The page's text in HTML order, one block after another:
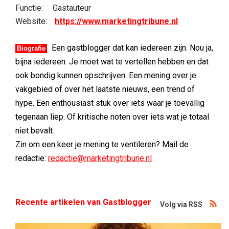
Functie:
Gastauteur
Website:
https://www.marketingtribune.nl
Biografie
Een gastblogger dat kan iedereen zijn. Nou ja,
bijna iedereen. Je moet wat te vertellen hebben en dat
ook bondig kunnen opschrijven. Een mening over je
vakgebied of over het laatste nieuws, een trend of
hype. Een enthousiast stuk over iets waar je toevallig
tegenaan liep. Of kritische noten over iets wat je totaal
niet bevalt.
Zin om een keer je mening te ventileren? Mail de
redactie: redactie@marketingtribune.nl
Recente artikelen van Gastblogger Volg via RSS